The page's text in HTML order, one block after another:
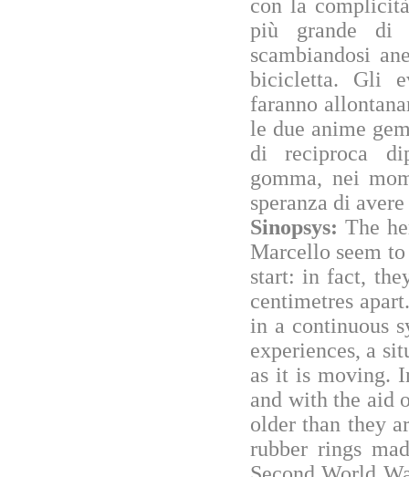
con la
più grande di
scambiandosi
bicicletta. Gli
faranno
le due anime
di reciproca
gomma, nei
speranza di
Sinopsys: The
Marcello seem
start: in fact,
centimetres
in a continuous
experiences, a
as it is moving.
and with the aid
older than they
rubber rings